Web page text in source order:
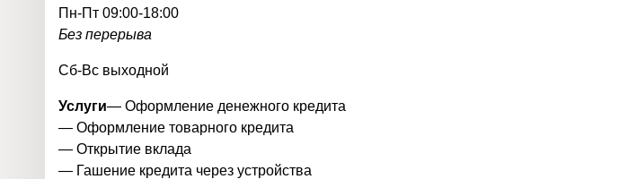
Пн-Пт 09:00-18:00
Без перерыва
Сб-Вс выходной
Услуги— Оформление денежного кредита
— Оформление товарного кредита
— Открытие вклада
— Гашение кредита через устройства